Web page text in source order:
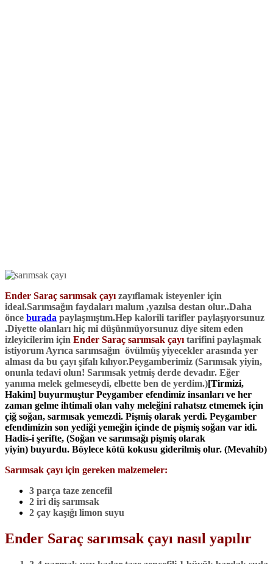
Ender Saraç sarımsak çayı zayıflamak isteyenler için
ideal.Sarımsağın faydaları malum ,yazılsa destan olur..Daha
önce burada paylaşmıştım.Hep kalorili tarifler paylaşıyorsunuz
.Diyette olanları hiç mi düşünmüyorsunuz diye sitem eden
izleyicilerim için Ender Saraç sarımsak çayı tarifini paylaşmak
istiyorum Ayrıca sarımsağın övülmüş yiyecekler arasında yer
alması da bu çayı şifalı kılıyor.Peygamberimiz (Sarımsak yiyin,
onunla tedavi olun! Sarımsak yetmiş derde devadır. Eğer
yanıma melek gelmeseydi, elbette ben de yerdim.)[Tirmizi,
Hakim] buyurmuştur Peygamber efendimiz insanları ve her
zaman gelme ihtimali olan vahy meleğini rahatsız etmemek için
çiğ soğan, sarmısak yemezdi. Pişmiş olarak yerdi. Peygamber
efendimizin son yediği yemeğin içinde de pişmiş soğan var idi.
Hadis-i şerifte, (Soğan ve sarımsağı pişmiş olarak
yiyin) buyurdu. Böylece kötü kokusu giderilmiş olur. (Mevahib)
Sarımsak çayı için gereken malzemeler:
3 parça taze zencefil
2 iri diş sarımsak
2 çay kaşığı limon suyu
Ender Saraç sarımsak çayı nasıl yapılır